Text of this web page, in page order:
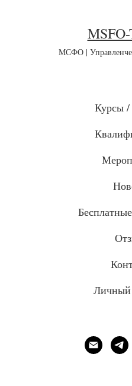
МСФО |
Курсы /
Личный